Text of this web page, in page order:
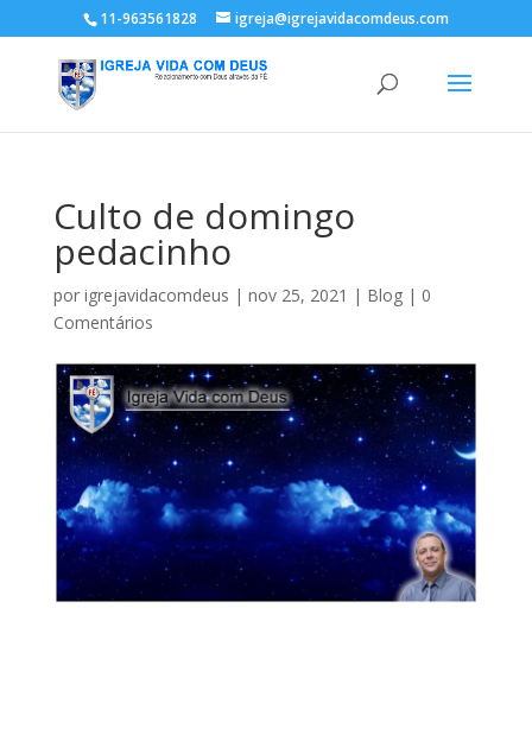
11-963561828 igreja@igrejavidacomdeus.com
Culto de domingo
pedacinho
por igrejavidacomdeus | nov 25, 2021 | Blog| 0
Comentários